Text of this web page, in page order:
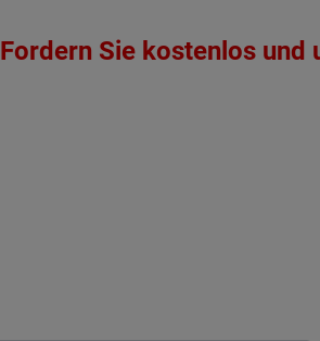
Fordern Sie kostenlos